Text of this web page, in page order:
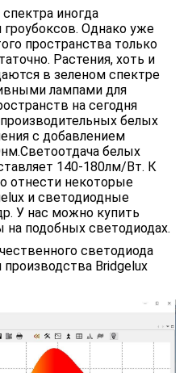
иногда
Однако уже
пространства только
Растения, хоть и
в зеленом спектре
лампами для
на сегодня
белых
с добавлением
белых
140-180лм/Вт. К
отнести некоторые
и светодиодные
У нас можно купить
подобных светодиодах.
светодиода
Bridgelux